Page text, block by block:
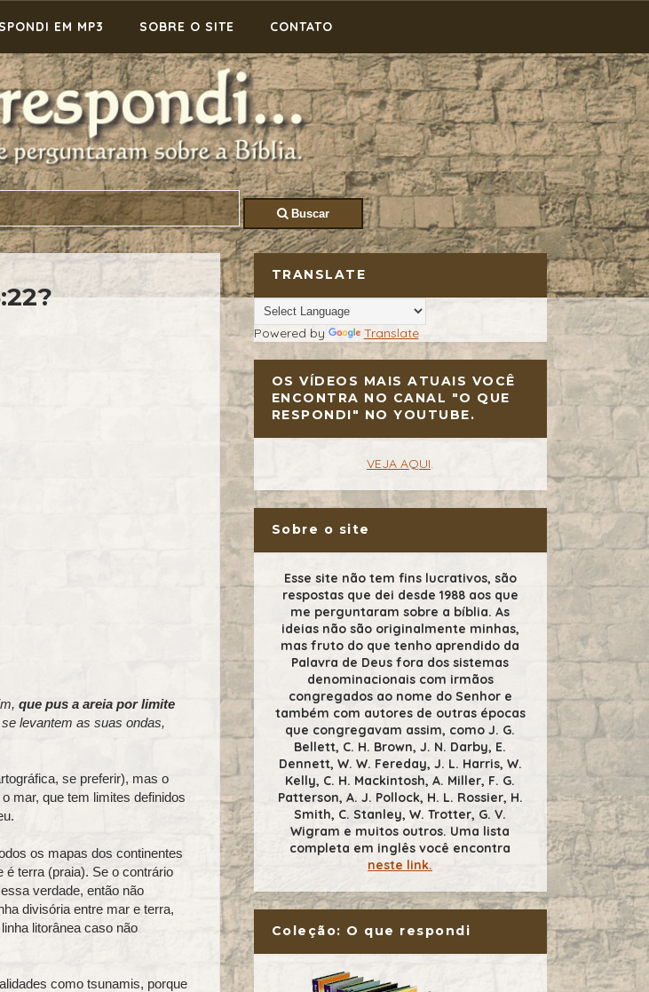
EM MP3 SOBRE O SITE CONTATO
Buscar
que pus a areia por limite
levantem as suas ondas,
se preferir), mas o
mar, que tem limites definidos
os mapas dos continentes
é terra (praia). Se o contrário
verdade, então não
divisória entre mar e terra,
litorânea caso não
como tsunamis, porque
TRANSLATE
Powered by Translate
OS VÍDEOS MAIS ATUAIS VOCÊ
ENCONTRA NO CANAL "O QUE
RESPONDI" NO YOUTUBE.
VEJA AQUI.
Sobre o site
Esse site não tem fins lucrativos, são
respostas que dei desde 1988 aos que
me perguntaram sobre a bíblia. As
ideias não são originalmente minhas,
mas fruto do que tenho aprendido da
Palavra de Deus fora dos sistemas
denominacionais com irmãos
congregados ao nome do Senhor e
também com autores de outras épocas
que congregavam assim, como J. G.
Bellett, C. H. Brown, J. N. Darby, E.
Dennett, W. W. Fereday, J. L. Harris, W.
Kelly, C. H. Mackintosh, A. Miller, F. G.
Patterson, A. J. Pollock, H. L. Rossier, H.
Smith, C. Stanley, W. Trotter, G. V.
Wigram e muitos outros. Uma lista
completa em inglês você encontra
neste link.
Coleção: O que respondi